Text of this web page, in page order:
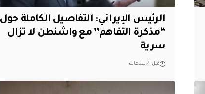
الرئيس الإيراني: التفاصيل الكاملة حول
“مذكرة التفاهم” مع واشنطن لا تزال
سرية
قبل 4 ساعات